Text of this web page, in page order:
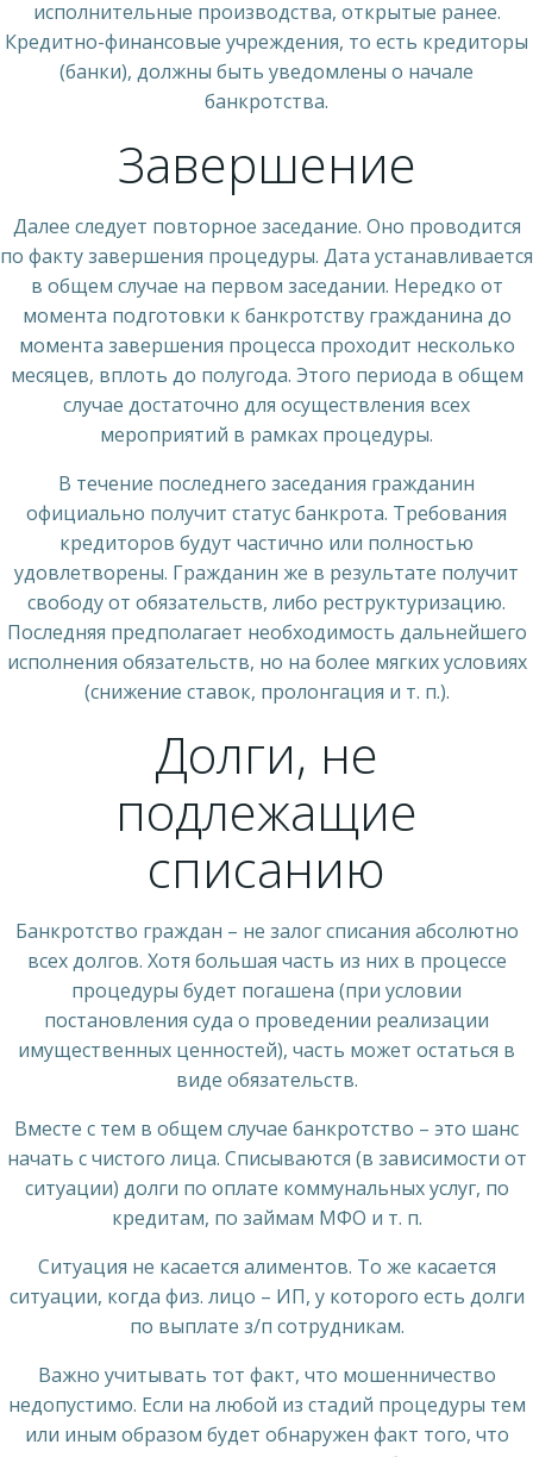
исполнительные производства, открытые ранее.
Кредитно-финансовые учреждения, то есть кредиторы
(банки), должны быть уведомлены о начале
банкротства.
Завершение
Далее следует повторное заседание. Оно проводится
по факту завершения процедуры. Дата устанавливается
в общем случае на первом заседании. Нередко от
момента подготовки к банкротству гражданина до
момента завершения процесса проходит несколько
месяцев, вплоть до полугода. Этого периода в общем
случае достаточно для осуществления всех
мероприятий в рамках процедуры.
В течение последнего заседания гражданин
официально получит статус банкрота. Требования
кредиторов будут частично или полностью
удовлетворены. Гражданин же в результате получит
свободу от обязательств, либо реструктуризацию.
Последняя предполагает необходимость дальнейшего
исполнения обязательств, но на более мягких условиях
(снижение ставок, пролонгация и т. п.).
Долги, не
подлежащие
списанию
Банкротство граждан – не залог списания абсолютно
всех долгов. Хотя большая часть из них в процессе
процедуры будет погашена (при условии
постановления суда о проведении реализации
имущественных ценностей), часть может остаться в
виде обязательств.
Вместе с тем в общем случае банкротство – это шанс
начать с чистого лица. Списываются (в зависимости от
ситуации) долги по оплате коммунальных услуг, по
кредитам, по займам МФО и т. п.
Ситуация не касается алиментов. То же касается
ситуации, когда физ. лицо – ИП, у которого есть долги
по выплате з/п сотрудникам.
Важно учитывать тот факт, что мошенничество
недопустимо. Если на любой из стадий процедуры тем
или иным образом будет обнаружен факт того, что